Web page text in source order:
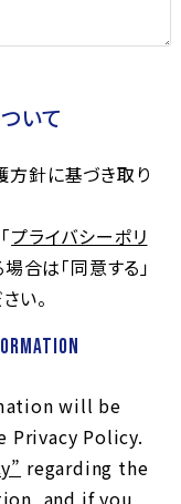
いて
針に基づき取り
プライバシーポリ
合は「同意する」
い。
will be
Privacy Policy.
regarding the
and if you